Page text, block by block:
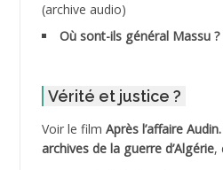
ADDECHE Rachid
ADELIOUAT Vve AIT SAADA
ADJANI Khaled
(archive audio)
Où sont-ils général Massu ?
Vérité et justice ?
Voir le film Après l’affaire
archives de la guerre d’Algérie,